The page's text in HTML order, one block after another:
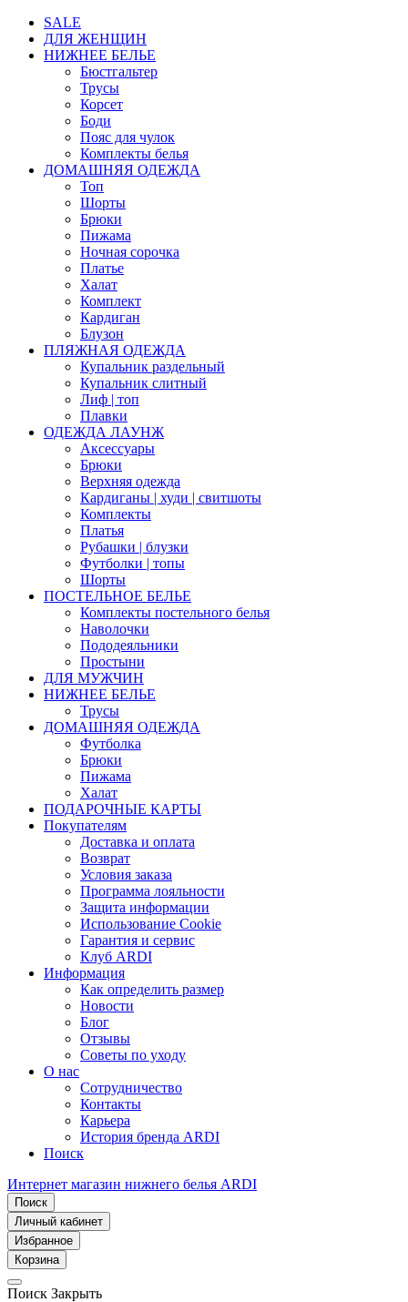
SALE
ДЛЯ ЖЕНЩИН
НИЖНЕЕ БЕЛЬЕ
Бюстгальтер
Трусы
Корсет
Боди
Пояс для чулок
Комплекты белья
ДОМАШНЯЯ ОДЕЖДА
Топ
Шорты
Брюки
Пижама
Ночная сорочка
Платье
Халат
Комплект
Кардиган
Блузон
ПЛЯЖНАЯ ОДЕЖДА
Купальник раздельный
Купальник слитный
Лиф | топ
Плавки
ОДЕЖДА ЛАУНЖ
Аксессуары
Брюки
Верхняя одежда
Кардиганы | худи | свитшоты
Комплекты
Платья
Рубашки | блузки
Футболки | топы
Шорты
ПОСТЕЛЬНОЕ БЕЛЬЕ
Комплекты постельного белья
Наволочки
Пододеяльники
Простыни
ДЛЯ МУЖЧИН
НИЖНЕЕ БЕЛЬЕ
Трусы
ДОМАШНЯЯ ОДЕЖДА
Футболка
Брюки
Пижама
Халат
ПОДАРОЧНЫЕ КАРТЫ
Покупателям
Доставка и оплата
Возврат
Условия заказа
Программа лояльности
Защита информации
Использование Cookie
Гарантия и сервис
Клуб ARDI
Информация
Как определить размер
Новости
Блог
Отзывы
Советы по уходу
О нас
Сотрудничество
Контакты
Карьера
История бренда ARDI
Поиск
Интернет магазин нижнего белья ARDI
Поиск
Личный кабинет
Избранное
Корзина
Поиск Закрыть